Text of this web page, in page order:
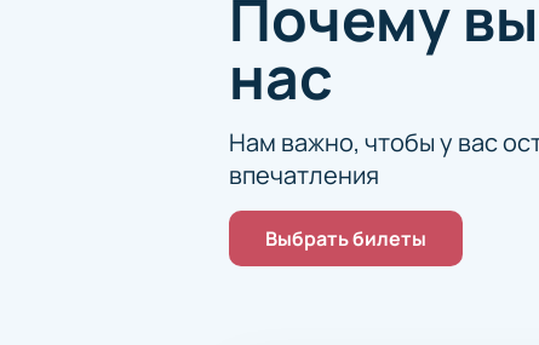
Почему
нас
Нам важно, чтобы у вас
впечатления
Выбрать билеты